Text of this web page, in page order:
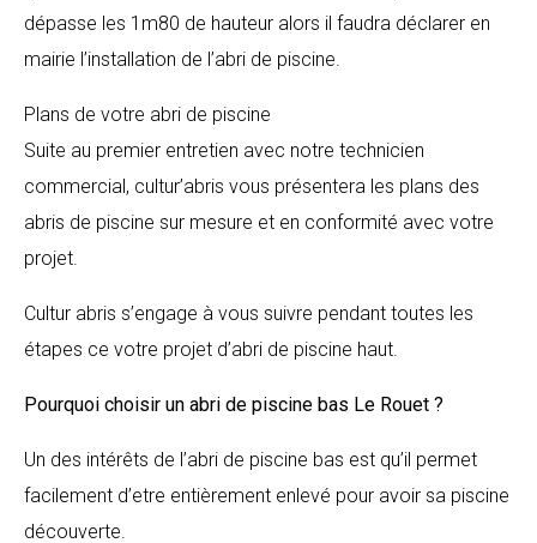
dépasse les 1m80 de hauteur alors il faudra déclarer en
mairie l’installation de l’abri de piscine.
Plans de votre abri de piscine
Suite au premier entretien avec notre technicien
commercial, cultur’abris vous présentera les plans des
abris de piscine sur mesure et en conformité avec votre
projet.
Cultur abris s’engage à vous suivre pendant toutes les
étapes ce votre projet d’abri de piscine haut.
Pourquoi choisir un abri de piscine bas Le Rouet ?
Un des intérêts de l’abri de piscine bas est qu’il permet
facilement d’etre entièrement enlevé pour avoir sa piscine
découverte.